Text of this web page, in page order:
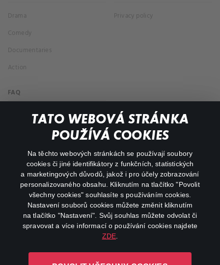
TATO WEBOVÁ STRÁNKA
POUŽÍVÁ COOKIES
Na těchto webových stránkách se používají soubory
cookies či jiné identifikátory z funkčních, statistických
a marketingových důvodů, jakož i pro účely zobrazování
personalizovaného obsahu. Kliknutím na tlačítko "Povolit
všechny cookies" souhlasíte s používáním cookies.
Nastavení souborů cookies můžete změnit kliknutím
na tlačítko "Nastavení". Svůj souhlas můžete odvolat či
spravovat a více informací o používání cookies najdete
ZDE
Drama
Comedy
Documentaries
Action
Privacy policy
FAQ
My profile
facebookinstagram
youtube